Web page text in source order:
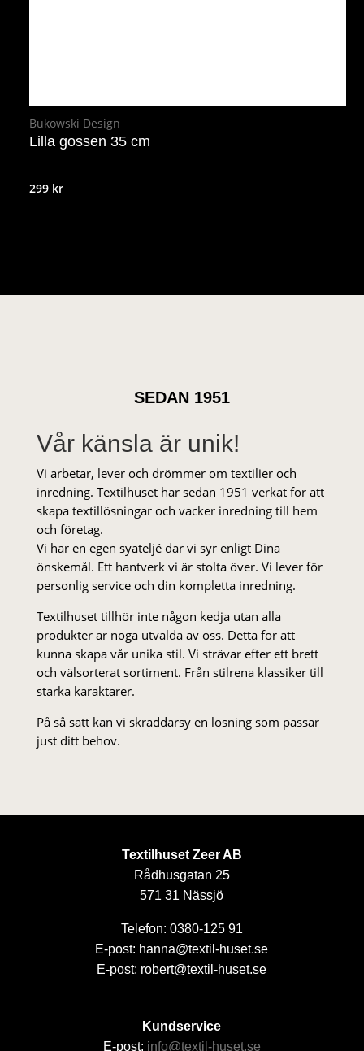
Bukowski Design
Lilla gossen 35 cm
299 kr
SEDAN 1951
Vår känsla är unik!
Vi arbetar, lever och drömmer om textilier och
inredning. Textilhuset har sedan 1951 verkat för att
skapa textillösningar och vacker inredning till hem
och företag.
Vi har en egen syateljé där vi syr enligt Dina
önskemål. Ett hantverk vi är stolta över. Vi lever för
personlig service och din kompletta inredning.
Textilhuset tillhör inte någon kedja utan alla
produkter är noga utvalda av oss. Detta för att
kunna skapa vår unika stil. Vi strä­var efter ett brett
och välsorterat sor­ti­ment. Från stil­rena klas­siker till
starka karaktärer.
På så sätt kan vi skräddarsy en lösning som passar
just ditt behov.
Textilhuset Zeer AB
Rådhusgatan 25
571 31 Nässjö
Telefon: 0380-125 91
E-post: hanna@textil-huset.se
E-post: robert@textil-huset.se
Kundservice
E-post: info@textil-huset.se